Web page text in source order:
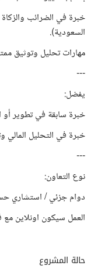
السعودية).
مهارات تحليل وتوثيق
---
يفضل:
خبرة سابقة في تطوير
خبرة في التحليل المالي
---
نوع التعاون:
دوام جزئي / استشاري
العمل سيكون اونلاين مع
حالة المشروع